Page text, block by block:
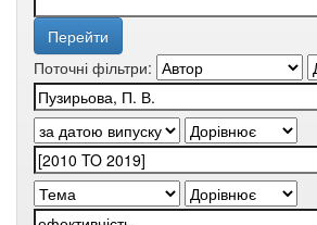
Поточні фільтри: